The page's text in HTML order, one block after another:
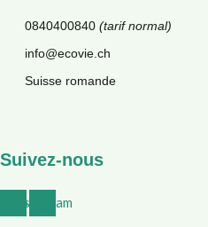
0840400840 (tarif normal)
info@ecovie.ch
Suisse romande
Suivez-nous
Instagram